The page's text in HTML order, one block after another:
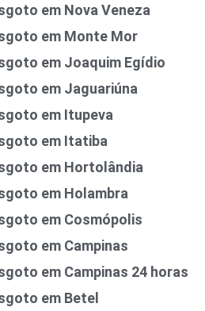
em Nova Veneza
em Monte Mor
em Joaquim Egídio
em Jaguariúna
em Itupeva
em Itatiba
em Hortolândia
em Holambra
em Cosmópolis
em Campinas
em Campinas 24 horas
em Betel